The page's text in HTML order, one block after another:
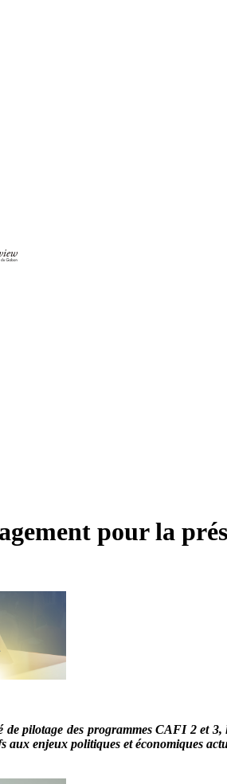
pour la
pilotage des programmes CAFI 2 et
enjeux politiques et économiques